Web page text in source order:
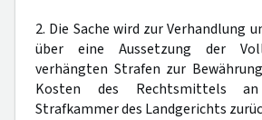
2. Die Sache wird zur Verhandlung
über eine Aussetzung der
verhängten Strafen zur
Kosten des Rechtsmittels
Strafkammer des Landgerichts